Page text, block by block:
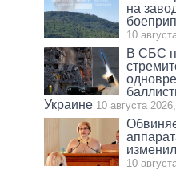
на
10
В СБС
Украине 10 августа
10